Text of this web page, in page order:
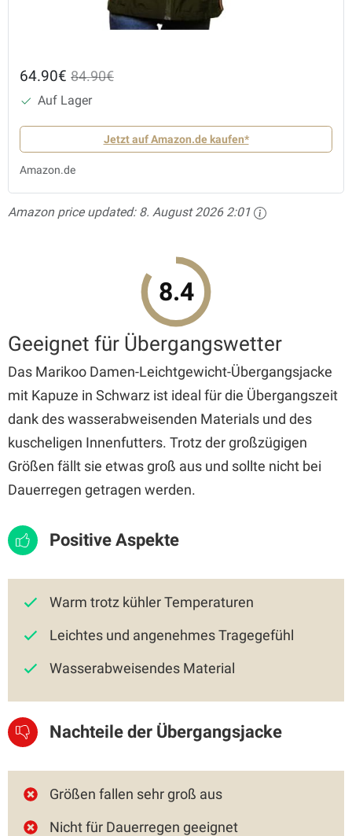
64.90€ 84.90€
Auf Lager
Jetzt auf Amazon.de kaufen*
Amazon.de
Amazon price updated: 8. August 2026 2:01
8.4
Geeignet für Übergangswetter
Das Marikoo Damen-Leichtgewicht-Übergangsjacke
mit Kapuze in Schwarz ist ideal für die Übergangszeit
dank des wasserabweisenden Materials und des
kuscheligen Innenfutters. Trotz der großzügigen
Größen fällt sie etwas groß aus und sollte nicht bei
Dauerregen getragen werden.
Positive Aspekte
Warm trotz kühler Temperaturen
Leichtes und angenehmes Tragegefühl
Wasserabweisendes Material
Nachteile der Übergangsjacke
Größen fallen sehr groß aus
Nicht für Dauerregen geeignet